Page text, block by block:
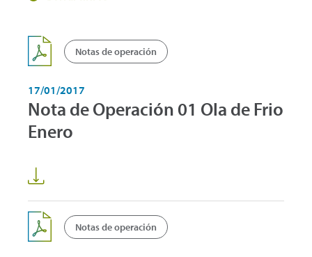
Notas de operación
17/01/2017
Nota de Operación 01 Ola de Frio
Enero
Notas de operación